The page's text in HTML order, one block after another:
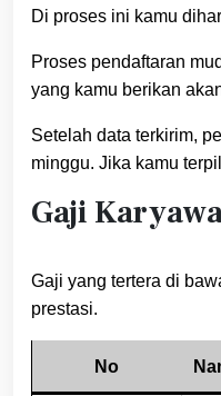
Di proses ini kamu
Proses pendaftaran
yang kamu berikan
Setelah data terkirim,
minggu. Jika kamu
Gaji
Gaji yang tertera di
prestasi.
No